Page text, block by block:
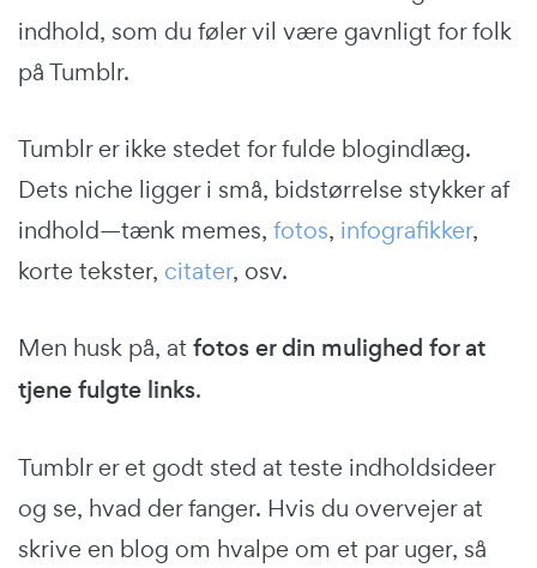
indhold, som du føler vil være gavnligt for folk
på Tumblr.
Tumblr er ikke stedet for fulde blogindlæg.
Dets niche ligger i små, bidstørrelse stykker af
indhold—tænk memes, fotos, infografikker,
korte tekster, citater, osv.
Men husk på, at fotos er din mulighed for at
tjene fulgte links.
Tumblr er et godt sted at teste indholdsideer
og se, hvad der fanger. Hvis du overvejer at
skrive en blog om hvalpe om et par uger, så